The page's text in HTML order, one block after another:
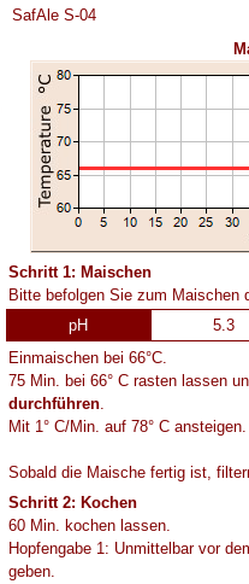
SafAle S-04
Schritt 1: Maischen
Bitte befolgen Sie zum Maischen
pH
5.3
Einmaischen bei 66°C.
75 Min. bei 66° C rasten lassen
durchführen.
Mit 1° C/Min. auf 78° C
Sobald die Maische fertig ist,
Schritt 2: Kochen
60 Min. kochen lassen.
Hopfengabe 1: Unmittelbar vor
geben.